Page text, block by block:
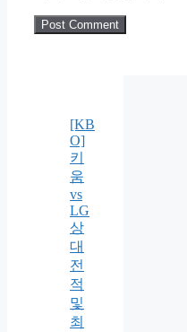
[KB
O]
키
움
vs
LG
상
대
전
적
및
최